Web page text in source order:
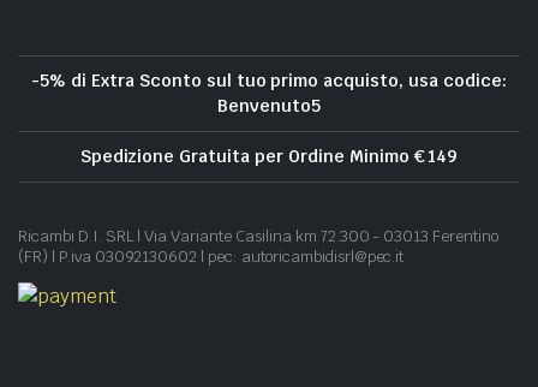
-5% di Extra Sconto sul tuo primo acquisto, usa codice:
Benvenuto5
Spedizione Gratuita per Ordine Minimo € 149
Ricambi D.I. SRL | Via Variante Casilina km 72.300 - 03013 Ferentino
(FR) | P.iva 03092130602 | pec: autoricambidisrl@pec.it